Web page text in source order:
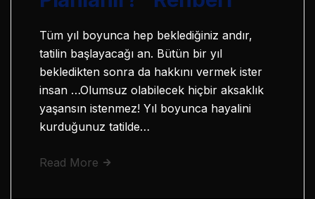
Tüm yıl boyunca hep beklediğiniz andır,
tatilin başlayacağı an. Bütün bir yıl
bekledikten sonra da hakkını vermek ister
insan …Olumsuz olabilecek hiçbir aksaklık
yaşansın istenmez! Yıl boyunca hayalini
kurduğunuz tatilde…
Read More